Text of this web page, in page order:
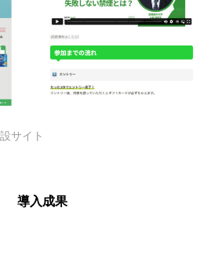
サイト
導入成果